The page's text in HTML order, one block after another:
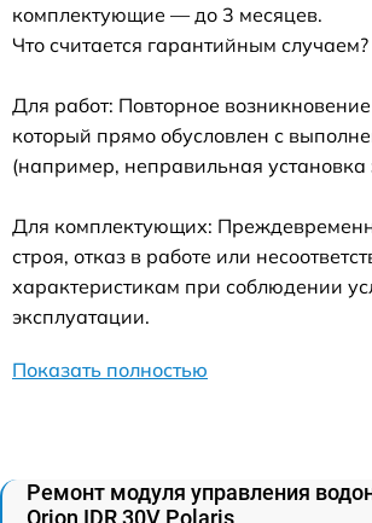
комплектующие — до 3 месяцев.
Что считается гарантийным случаем?
Для работ: Повторное
который прямо обусловлен с
(например, неправильная установка
Для комплектующих:
строя, отказ в работе или
характеристикам при соблюдении
эксплуатации.
Показать полностью
Ремонт модуля управления
Orion IDR 30V Polaris